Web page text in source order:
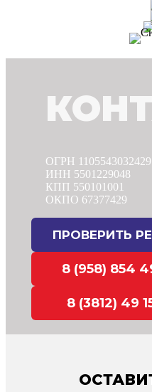
ОГРН 1105543032429
ИНН 5501229048
КПП 550101001
ОКПО 67377429
ПРОВЕРИТЬ
8 (958) 854
8 (3812) 49